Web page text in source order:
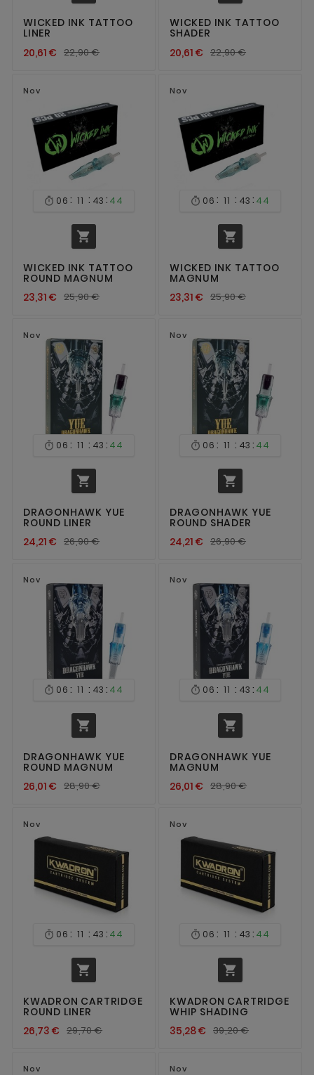
WICKED INK TATTOO
LINER
20,61 € 22,90 €
WICKED INK TATTOO
SHADER
20,61 € 22,90 €
Nov
 06 : 11 : 43 : 44

WICKED INK TATTOO
ROUND MAGNUM
23,31 € 25,90 €
Nov
 06 : 11 : 43 : 44

WICKED INK TATTOO
MAGNUM
23,31 € 25,90 €
Nov
 06 : 11 : 43 : 44

DRAGONHAWK YUE
ROUND LINER
24,21 € 26,90 €
Nov
 06 : 11 : 43 : 44

DRAGONHAWK YUE
ROUND SHADER
24,21 € 26,90 €
Nov
 06 : 11 : 43 : 44

DRAGONHAWK YUE
ROUND MAGNUM
26,01 € 28,90 €
Nov
 06 : 11 : 43 : 44

DRAGONHAWK YUE
MAGNUM
26,01 € 28,90 €
Nov
 06 : 11 : 43 : 44

KWADRON CARTRIDGE
ROUND LINER
26,73 € 29,70 €
Nov
 06 : 11 : 43 : 44

KWADRON CARTRIDGE
WHIP SHADING
35,28 € 39,20 €
Nov Nov